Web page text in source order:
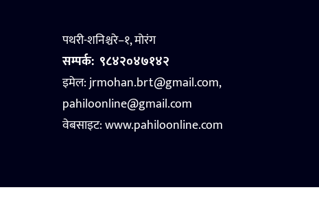
पथरी-शनिश्चरे–१, मोरंग
सम्पर्क: ९८४२०४७१४२
इमेल: jrmohan.brt@gmail.com,
pahiloonline@gmail.com
वेबसाइट:www.pahiloonline.com